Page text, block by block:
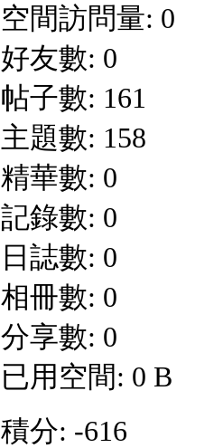
空間訪問量: 0
好友數: 0
帖子數: 161
主題數: 158
精華數: 0
記錄數: 0
日誌數: 0
相冊數: 0
分享數: 0
已用空間: 0 B
積分: -616